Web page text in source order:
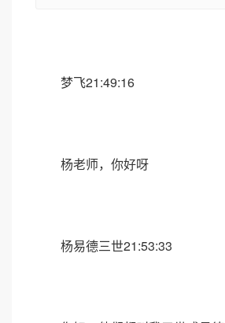
梦飞21:49:16
杨老师，你好呀
杨易德三世21:53:33